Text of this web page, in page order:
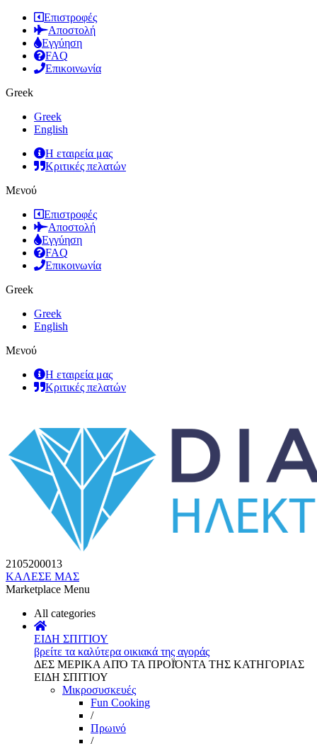
Επιστροφές
Αποστολή
Εγγύηση
FAQ
Επικοινωνία
Greek
Greek
English
Η εταιρεία μας
Κριτικές πελατών
Μενού
Επιστροφές
Αποστολή
Εγγύηση
FAQ
Επικοινωνία
Greek
Greek
English
Μενού
Η εταιρεία μας
Κριτικές πελατών
2105200013
ΚΑΛΕΣΕ ΜΑΣ
Marketplace Menu
All categories
ΕΙΔΗ ΣΠΙΤΙΟΥ
βρείτε τα καλύτερα οικιακά της αγοράς
ΔΕΣ ΜΕΡΙΚΑ ΑΠΌ ΤΑ ΠΡΟΪΌΝΤΑ ΤΗΣ ΚΑΤΗΓΟΡΙΑΣ
ΕΙΔΗ ΣΠΙΤΙΟΥ
Μικροσυσκευές
Fun Cooking
/
Πρωινό
/